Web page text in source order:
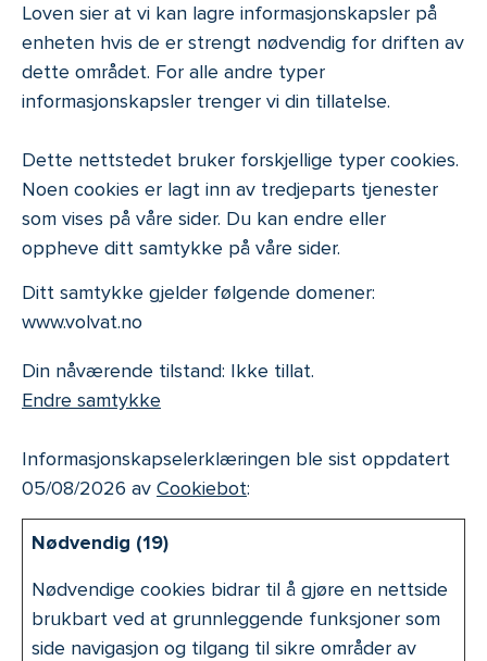
Loven sier at vi kan lagre informasjonskapsler på
enheten hvis de er strengt nødvendig for driften av
dette området. For alle andre typer
informasjonskapsler trenger vi din tillatelse.
Dette nettstedet bruker forskjellige typer cookies.
Noen cookies er lagt inn av tredjeparts tjenester
som vises på våre sider. Du kan endre eller
oppheve ditt samtykke på våre sider.
Ditt samtykke gjelder følgende domener:
www.volvat.no
Din nåværende tilstand: Ikke tillat.
Endre samtykke
Informasjonskapselerklæringen ble sist oppdatert
05/08/2026 av Cookiebot:
Nødvendig (19)
Nødvendige cookies bidrar til å gjøre en nettside
brukbart ved at grunnleggende funksjoner som
side navigasjon og tilgang til sikre områder av